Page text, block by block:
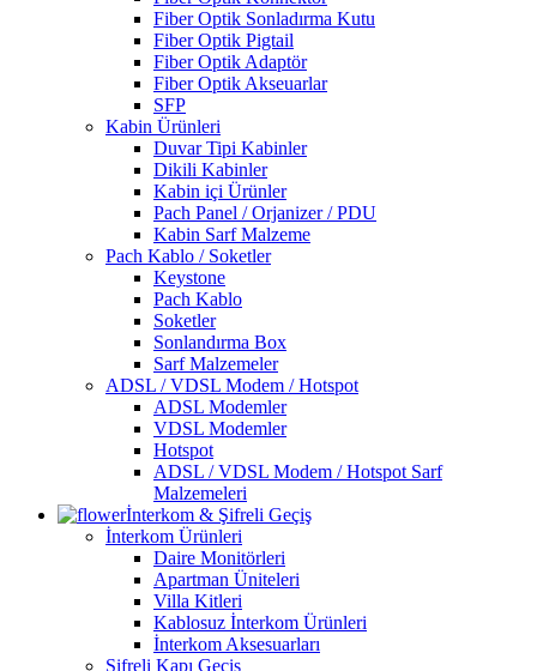
Fiber Optik Sonladırma Kutu
Fiber Optik Pigtail
Fiber Optik Adaptör
Fiber Optik Akseuarlar
SFP
Kabin Ürünleri
Duvar Tipi Kabinler
Dikili Kabinler
Kabin içi Ürünler
Pach Panel / Orjanizer / PDU
Kabin Sarf Malzeme
Pach Kablo / Soketler
Keystone
Pach Kablo
Soketler
Sonlandırma Box
Sarf Malzemeler
ADSL / VDSL Modem / Hotspot
ADSL Modemler
VDSL Modemler
Hotspot
ADSL / VDSL Modem / Hotspot Sarf
Malzemeleri
İnterkom & Şifreli Geçiş
İnterkom Ürünleri
Daire Monitörleri
Apartman Üniteleri
Villa Kitleri
Kablosuz İnterkom Ürünleri
İnterkom Aksesuarları
Şifreli Kapı Geçiş